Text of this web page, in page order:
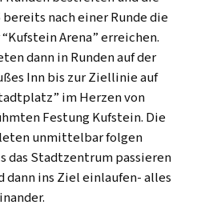
nach einer Runde die
Arena” erreichen.
dann in Runden auf der
Inn bis zur Ziellinie auf
im Herzen von
Festung Kufstein. Die
unmittelbar folgen
das Stadtzentrum passieren
dann ins Ziel einlaufen- alles